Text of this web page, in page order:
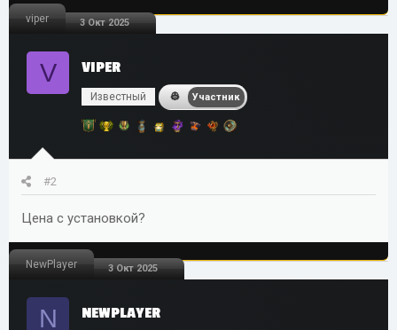
Все остальные детали и правила работы — на сайте:
labux.pro
viper 3 Окт 2025
V VIPER
Известный Участник
#2
Цена с установкой?
NewPlayer 3 Окт 2025
N NEWPLAYER